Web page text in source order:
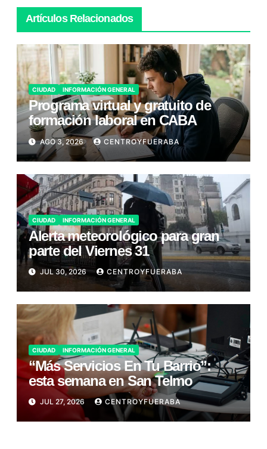
Artículos Relacionados
CIUDAD INFORMACIÓN GENERAL
Programa virtual y gratuito de
formación laboral en CABA
AGO 3, 2026 CENTROYFUERABA
CIUDAD INFORMACIÓN GENERAL
Alerta meteorológico para gran
parte del Viernes 31
JUL 30, 2026 CENTROYFUERABA
CIUDAD INFORMACIÓN GENERAL
“Más Servicios En Tu Barrio”:
esta semana en San Telmo
JUL 27, 2026 CENTROYFUERABA